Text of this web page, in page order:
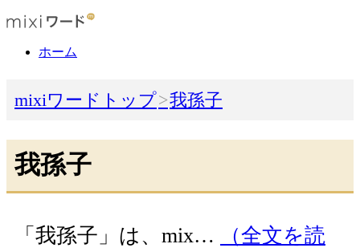
ホーム
mixiワードトップ 我孫子
我孫子
「我孫子」は、mix…
（全文を読